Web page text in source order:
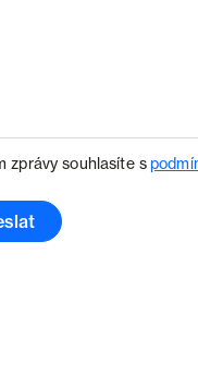
zprávy souhlasíte s